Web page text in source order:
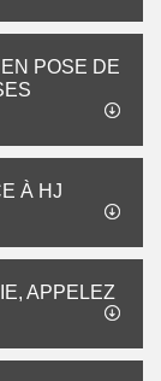
POSE DE
À HJ
APPELEZ